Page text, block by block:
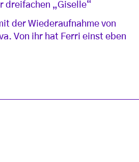
dreifachen „Giselle“
der Wiederaufnahme von
Von ihr hat Ferri einst eben